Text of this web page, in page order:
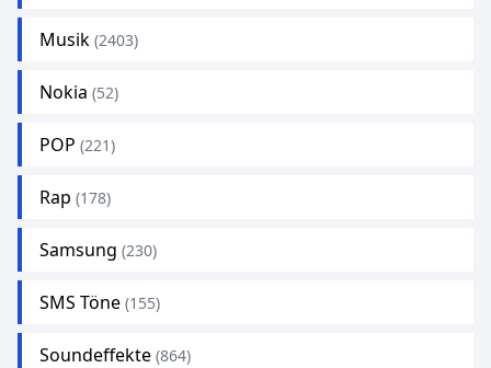
Musik (2403)
Nokia (52)
POP (221)
Rap (178)
Samsung (230)
SMS Töne (155)
Soundeffekte (864)